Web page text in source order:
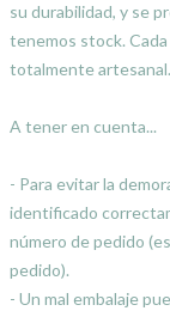
su durabilidad, y se
tenemos stock.
totalmente artesanal.
A tener en cuenta...
- Para evitar la
identificado
número de pedido
pedido).
- Un mal embalaje